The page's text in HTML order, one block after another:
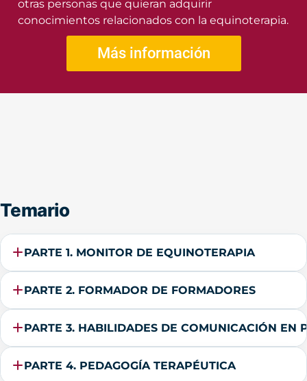
otras personas que quieran adquirir
conocimientos relacionados con la equinoterapia.
Más información
Temario
PARTE 1. MONITOR DE EQUINOTERAPIA
PARTE 2. FORMADOR DE FORMADORES
PARTE 3. HABILIDADES DE COMUNICACIÓN EN
PARTE 4. PEDAGOGÍA TERAPÉUTICA